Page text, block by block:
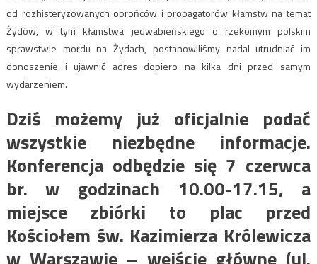
od rozhisteryzowanych obrońców i propagatorów kłamstw na temat
Żydów, w tym kłamstwa jedwabieńskiego o rzekomym polskim
sprawstwie mordu na Żydach, postanowiliśmy nadal utrudniać im
donoszenie i ujawnić adres dopiero na kilka dni przed samym
wydarzeniem.
Dziś możemy już oficjalnie podać
wszystkie niezbędne informacje.
Konferencja odbędzie się 7 czerwca
br. w godzinach 10.00-17.15, a
miejsce zbiórki to plac przed
Kościołem św. Kazimierza Królewicza